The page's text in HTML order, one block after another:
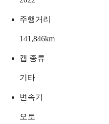
주행거리
141,846km
캡 종류
기타
변속기
오토